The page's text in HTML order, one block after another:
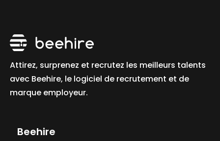
Attirez, surprenez et recrutez les meilleurs talents
avec Beehire, le logiciel de recrutement et de
marque employeur.
Beehire